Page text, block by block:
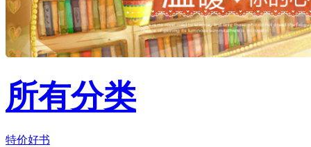
所有分类
特价好书